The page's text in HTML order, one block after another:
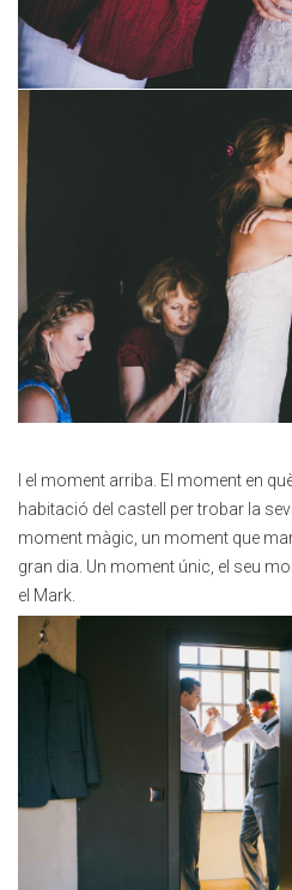
I el moment arriba. El moment en
habitació del castell per trobar la
moment màgic, un moment que
gran dia. Un moment únic, el seu
el Mark.